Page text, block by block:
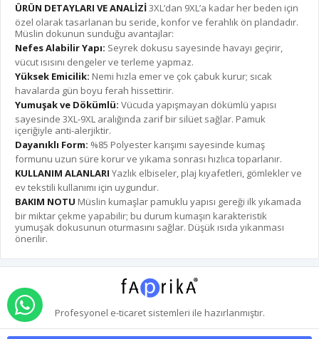
ÜRÜN DETAYLARI VE ANALİZİ 3XL’dan 9XL’a kadar her beden için
özel olarak tasarlanan bu seride, konfor ve ferahlık ön plandadır.
Müslin dokunun sunduğu avantajlar:
Nefes Alabilir Yapı: Seyrek dokusu sayesinde havayı geçirir,
vücut ısısını dengeler ve terleme yapmaz.
Yüksek Emicilik: Nemi hızla emer ve çok çabuk kurur; sıcak
havalarda gün boyu ferah hissettirir.
Yumuşak ve Dökümlü: Vücuda yapışmayan dökümlü yapısı
sayesinde 3XL-9XL aralığında zarif bir silüet sağlar. Pamuk
içeriğiyle anti-alerjiktir.
Dayanıklı Form: %85 Polyester karışımı sayesinde kumaş
formunu uzun süre korur ve yıkama sonrası hızlıca toparlanır.
KULLANIM ALANLARI Yazlık elbiseler, plaj kıyafetleri, gömlekler ve
ev tekstili kullanımı için uygundur.
BAKIM NOTU Müslin kumaşlar pamuklu yapısı gereği ilk yıkamada
bir miktar çekme yapabilir; bu durum kumaşın karakteristik
yumuşak dokusunun oturmasını sağlar. Düşük ısıda yıkanması
önerilir.
Profesyonel e-ticaretsistemleri ile hazırlanmıştır.